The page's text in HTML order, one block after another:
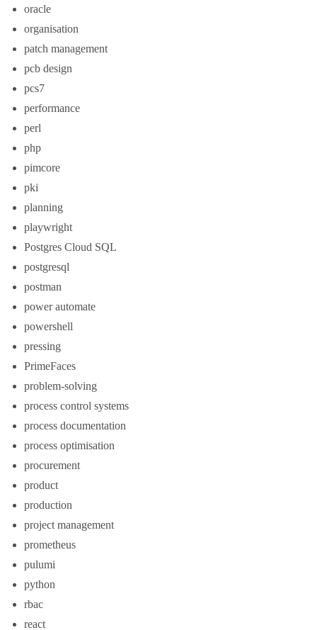
oracle
organisation
patch management
pcb design
pcs7
performance
perl
php
pimcore
pki
planning
playwright
Postgres Cloud SQL
postgresql
postman
power automate
powershell
pressing
PrimeFaces
problem-solving
process control systems
process documentation
process optimisation
procurement
product
production
project management
prometheus
pulumi
python
rbac
react